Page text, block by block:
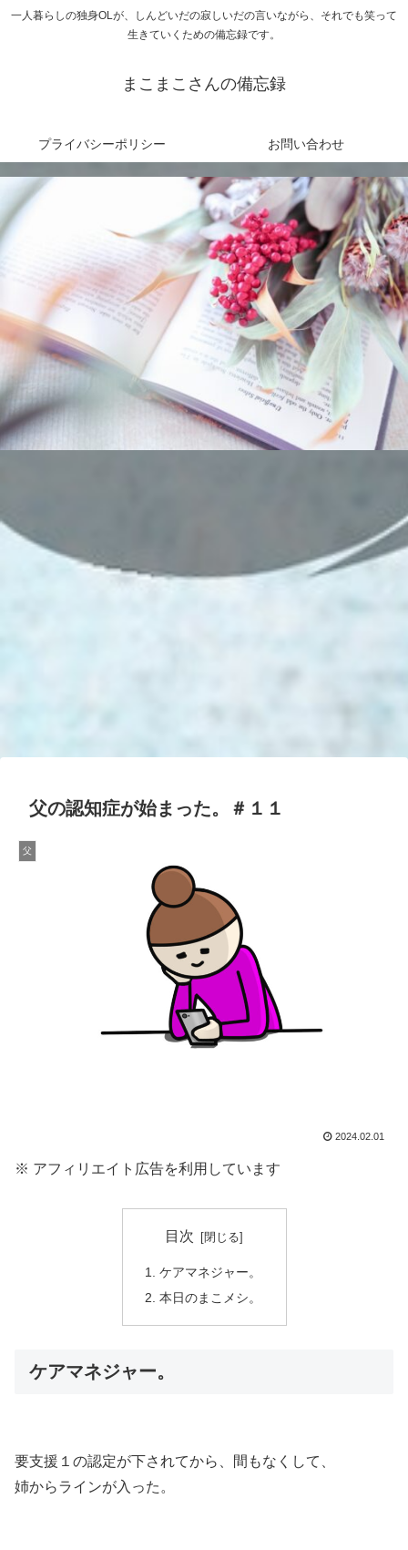
一人暮らしの独身OLが、しんどいだの寂しいだの言いながら、それでも笑って
生きていくための備忘録です。
まこまこさんの備忘録
プライバシーポリシー お問い合わせ
父の認知症が始まった。＃１１
父
2024.02.01
※ アフィリエイト広告を利用しています
目次
ケアマネジャー。
本日のまこメシ。
ケアマネジャー。
要支援１の認定が下されてから、間もなくして、
姉からラインが入った。